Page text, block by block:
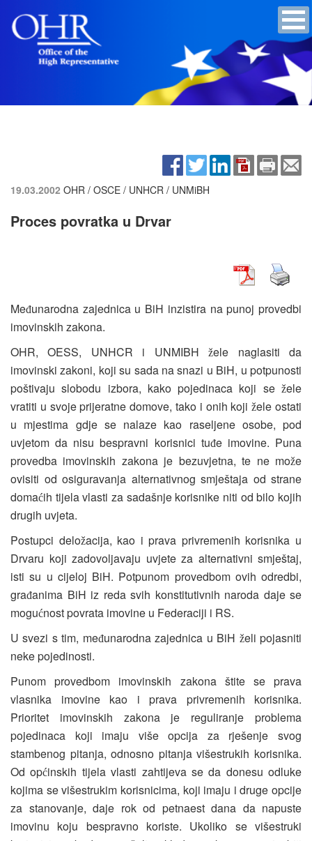
19.03.2002 OHR / OSCE / UNHCR / UNMiBH
Proces povratka u Drvar
Međunarodna zajednica u BiH inzistira na punoj provedbi
imovinskih zakona.
OHR, OESS, UNHCR i UNMIBHžele naglasiti da
imovinski zakoni, koji su sada na snazi u BiH, u potpunosti
poštivaju slobodu izbora, kako pojedinaca koji se žele
vratiti u svoje prijeratne domove, tako i onih kojižele ostati
u mjestima gdje se nalaze kao raseljene osobe, pod
uvjetom da nisu bespravni korisnici tuđe imovine. Puna
provedba imovinskih zakona je bezuvjetna, te ne može
ovisiti od osiguravanja alternativnog smještaja od strane
domaćih tijela vlasti za sadašnje korisnike niti od bilo kojih
drugih uvjeta.
Postupci deložacija, kao i prava privremenih korisnika u
Drvaru koji zadovoljavaju uvjete za alternativni smještaj,
isti su u cijeloj BiH. Potpunom provedbom ovih odredbi,
građanima BiH iz reda svih konstitutivnih naroda daje se
mogućnost povrata imovine u Federaciji i RS.
U svezi s tim, međunarodna zajednica u BiH želi pojasniti
neke pojedinosti.
Punom provedbom imovinskih zakona štite se prava
vlasnika imovine kao i prava privremenih korisnika.
Prioritet imovinskih zakona je reguliranje problema
pojedinaca koji imaju više opcija za rješenje svog
stambenog pitanja, odnosno pitanja višestrukih korisnika.
Od općinskih tijela vlasti zahtijeva se da donesu odluke
kojima se višestrukim korisnicima, koji imaju i druge opcije
za stanovanje, daje rok od petnaest dana da napuste
imovinu koju bespravno koriste. Ukoliko se višestruki